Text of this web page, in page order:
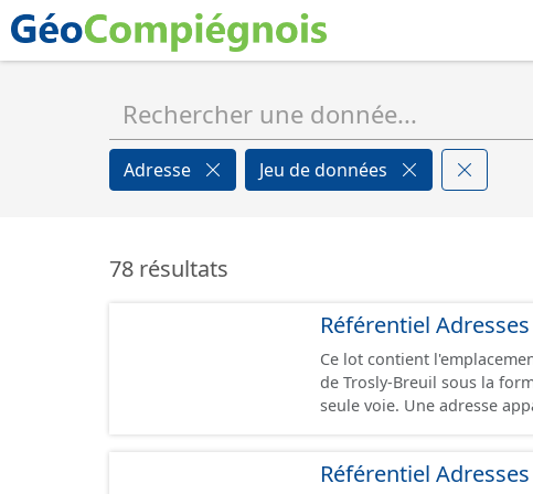
Adresse Jeu de données
78 résultats
Référentiel
Ce lot contient
de Trosly-Breuil sous la forme de points. Une
seule voie. Une adresse
unique. Dans la mesure du possible, une adresse se situe dans la parcelle
Référentiel